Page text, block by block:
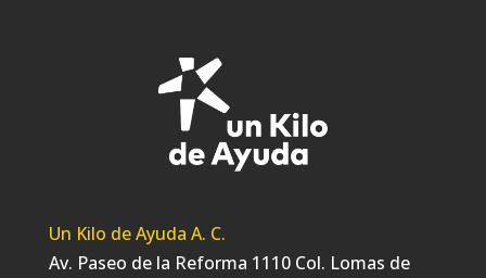
Un Kilo de Ayuda A. C.
Av. Paseo de la Reforma 1110 Col. Lomas de